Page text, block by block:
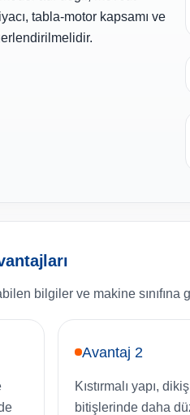
tabla-motor kapsamı ve
bilgiler ve makine sınıfına
Avantaj 2
Kıstırmalı yapı,
bitişlerinde daha